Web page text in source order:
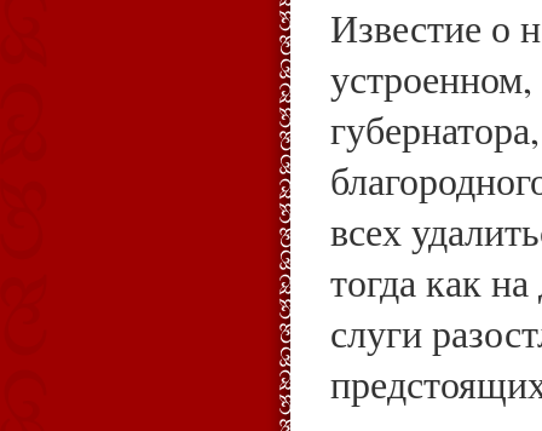
Известие о
всех
тогда как
слуги